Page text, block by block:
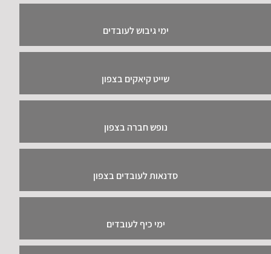
ימי גיבוש לעובדים
שייט קיאקים בצפון
נופש חברה בצפון
סדנאות לעובדים בצפון
ימי כיף לעובדים